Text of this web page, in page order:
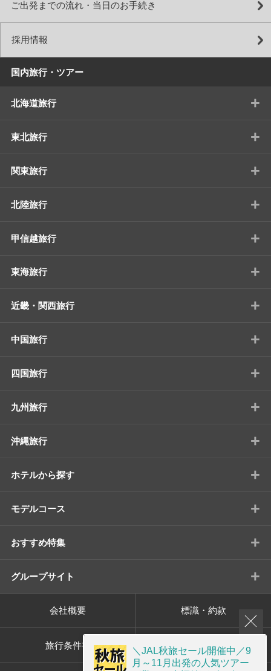
ご出発までの流れ・当日のお手続き
採用情報
国内旅行・ツアー
北海道旅行 +
東北旅行 +
関東旅行 +
北陸旅行 +
甲信越旅行 +
東海旅行 +
近畿・関西旅行 +
中国旅行 +
四国旅行 +
九州旅行 +
沖縄旅行 +
ホテルから探す +
モデルコース +
おすすめ特集 +
グループサイト +
会社概要 標識・約款
旅行条件書 プライバシーポリシー
＼JAL秋旅セール開催中／9
月～11月出発の人気ツアー